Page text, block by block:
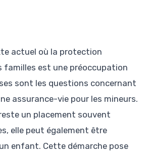
actuel où la protection
familles est une préoccupation
sont les questions concernant
assurance-vie pour les mineurs.
un placement souvent
elle peut également être
enfant. Cette démarche pose